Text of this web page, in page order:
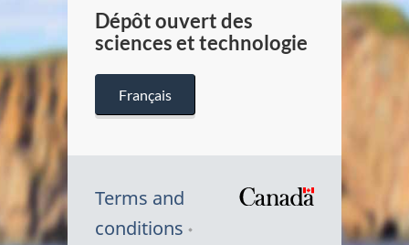
Dépôt ouvert des
sciences et technologie
Français
Terms and
conditions
Symbole